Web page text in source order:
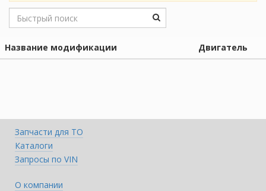
Название модификации Двигатель
Запчасти для ТО
Каталоги
Запросы по VIN
О компании